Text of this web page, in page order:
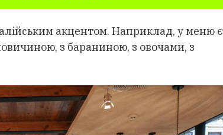
акцентом. Наприклад, у меню є
з бараниною, з овочами, з